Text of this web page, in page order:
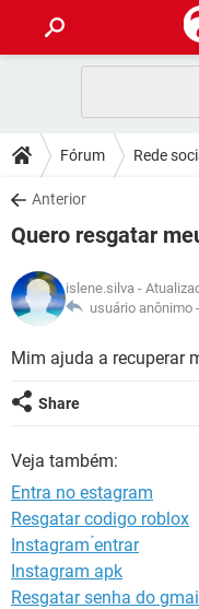
CELULAR
OUTLOOK
INSTAGRAM
GUIA DE COMPRAS
DICAS
JOGOS
INSTAGRAM
GUIA DE COMPRAS
DOWNLOADS
JOGOS
CELULAR
OUTLOOK
INSTAGRAM
FÓRUM
JOGOS
CELULAR
OUTLOOK
INSTAGRAM
GLOSSÁRIO
JOGOS
INSTAGRAM
GUIA DE COMPRAS
Fórum Rede
Anterior
Quero resgatar
islene.silva -
usuário anônimo -
Mim ajuda a recuperar
Share
Veja também:
Entra no estagram
Resgatar codigo roblox
Instagram ́entrar
Instagram apk
Resgatar senha do